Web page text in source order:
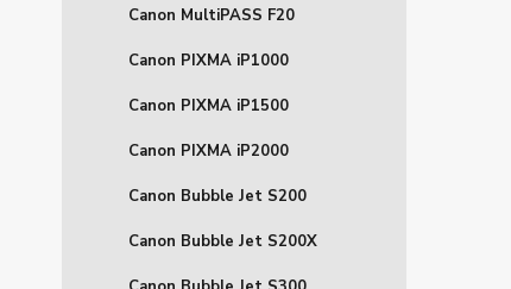
Canon MultiPASS F20
Canon PIXMA iP1000
Canon PIXMA iP1500
Canon PIXMA iP2000
Canon Bubble Jet S200
Canon Bubble Jet S200X